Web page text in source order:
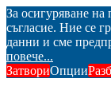
За осигуряване
съгласие. Ние се
данни и сме
повече...
ЗатвориОпции